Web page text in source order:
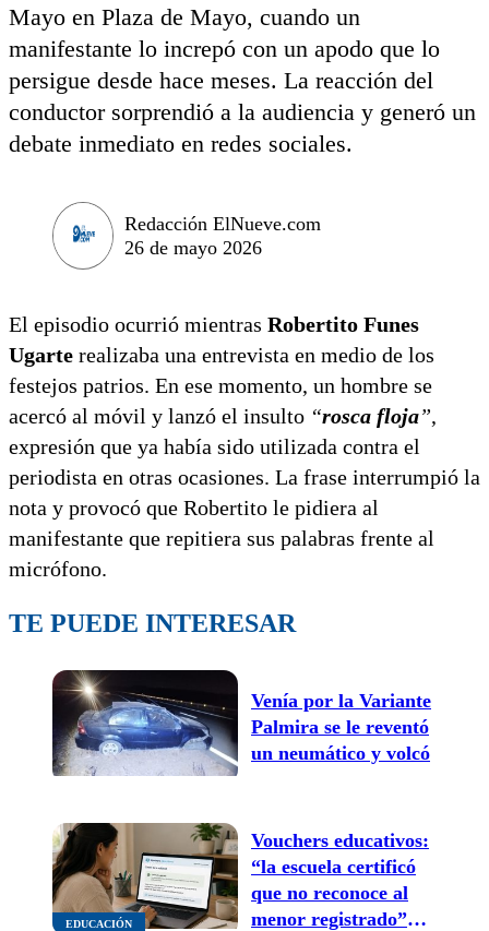
Mayo en Plaza de Mayo, cuando un
manifestante lo increpó con un apodo que lo
persigue desde hace meses. La reacción del
conductor sorprendió a la audiencia y generó un
debate inmediato en redes sociales.
Redacción ElNueve.com
26 de mayo 2026
El episodio ocurrió mientras Robertito Funes
Ugarte realizaba una entrevista en medio de los
festejos patrios. En ese momento, un hombre se
acercó al móvil y lanzó el insulto “rosca floja”,
expresión que ya había sido utilizada contra el
periodista en otras ocasiones. La frase interrumpió la
nota y provocó que Robertito le pidiera al
manifestante que repitiera sus palabras frente al
micrófono.
TE PUEDE INTERESAR
Venía por la Variante
Palmira se le reventó
un neumático y volcó
EDUCACIÓN
Vouchers educativos:
“la escuela certificó
que no reconoce al
menor registrado”